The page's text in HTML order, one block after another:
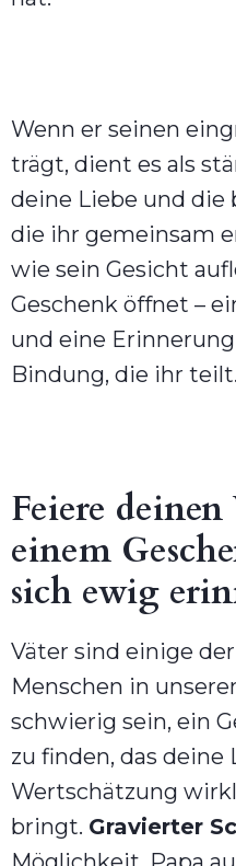
Wenn er seinen
trägt, dient es als
deine Liebe und die
die ihr gemeinsam
wie sein Gesicht
Geschenk öffnet –
und eine
Bindung, die ihr teilt.
Feiere
einem
sich ewig
Väter sind einige
Menschen in
schwierig sein, ein
zu finden, das deine
Wertschätzung
bringt. Gravierter